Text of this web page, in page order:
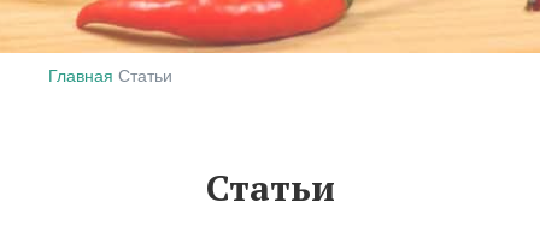
Главная Статьи
Статьи